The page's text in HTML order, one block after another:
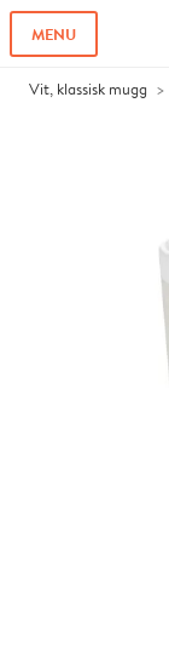
MENU
Vit, klassisk mugg